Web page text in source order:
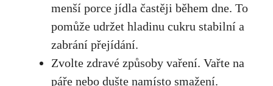
⁣menší⁢ porce⁣ jídla častěji během dne. To
pomůže udržet hladinu cukru stabilní ‍a
zabrání přejídání.
Zvolte‍ zdravé způsoby ⁤vaření.​ Vařte na
páře nebo dušte ⁣namísto smažení.